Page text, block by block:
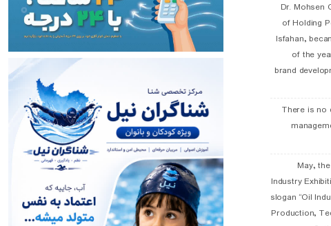
Dr. Mohsen
of Holding
Isfahan,
of the
brand
There is no
19 May,
Industry
slogan “Oil
Production,